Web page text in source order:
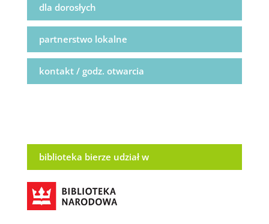
dla dorosłych
partnerstwo lokalne
kontakt / godz. otwarcia
biblioteka bierze udział w